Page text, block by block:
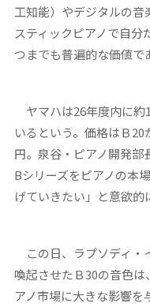
工知能）やデジタルの音
スティックピアノで自
つまでも普遍的な価値で
ヤマハは26年度内に約
いるという。価格はＢ
円。泉谷・ピアノ開発部
Bシリーズをピアノの本
げていきたい」と意欲的
この日、ラプソディ・
喚起させたＢ30の音色
アノ市場に大きな影響を